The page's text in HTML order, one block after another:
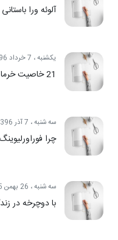
آلوئه ورا
یکشنبه ، 7 خرداد 1396
21 خاصیت خرما
سه شنبه ، 7 آذر 1396
چرا فوراورلیوینگ
سه شنبه ، 26 بهمن 1395
با دوچرخه در